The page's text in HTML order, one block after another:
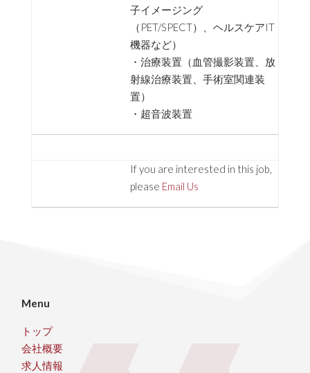
子イメージング
（PET/SPECT）、ヘルスケアIT
機器など）
・治療装置（血管撮影装置、放
射線治療装置、手術室関連装
置）
・超音波装置
If you are interested in this job,
please Email Us
Menu
トップ
会社概要
求人情報